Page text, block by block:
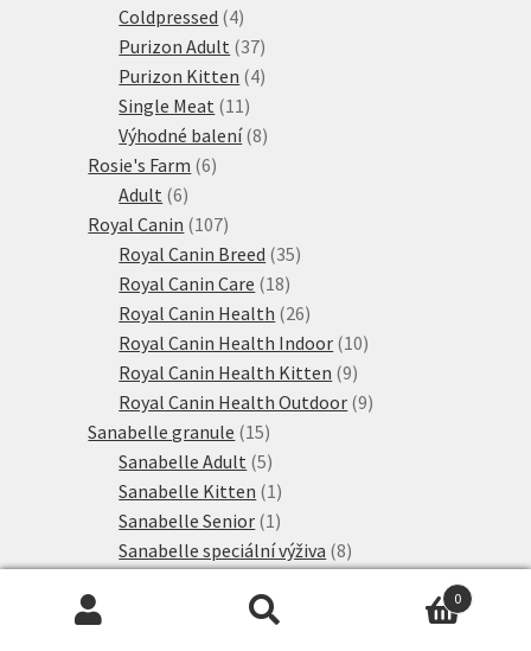
produktů
Coldpressed 44
produkty
Purizon Adult 3737
produktů
Purizon Kitten 44
Single Meat 11 11
produktů
Výhodné balení 88
Rosie's Farm 66
Adult 66
produktů
Royal Canin 107107
produktů
Royal Canin Breed 3535
Royal Canin Care 1818
produktů
Royal Canin Health 2626
produktů
Royal Canin Health Indoor 1010
Royal Canin Health Kitten 99
produktů
Royal Canin Health Outdoor 99
Sanabelle granule 1515
produktů
Sanabelle Adult 55
produktů
Sanabelle Kitten 1 1
produkt
Sanabelle Senior 1 1
produkt
Sanabelle speciální výživa 88
produktů
Simpsons Premium 22
0